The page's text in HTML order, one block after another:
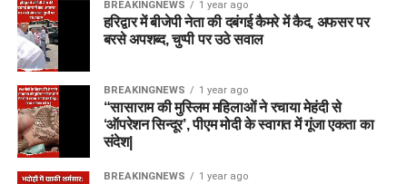
BREAKINGNEWS 1 year ago
हरिद्वार में बीजेपी नेता की दबंगई कैमरे में कैद, अफसर पर
बरसे अपशब्द, चुप्पी पर उठे सवाल
BREAKINGNEWS 1 year ago
“सासाराम की मुस्लिम महिलाओं ने रचाया मेहंदी से
‘ऑपरेशन सिन्दूर’, पीएम मोदी के स्वागत में गूंजा एकता का
संदेश|
BREAKINGNEWS 1 year ago